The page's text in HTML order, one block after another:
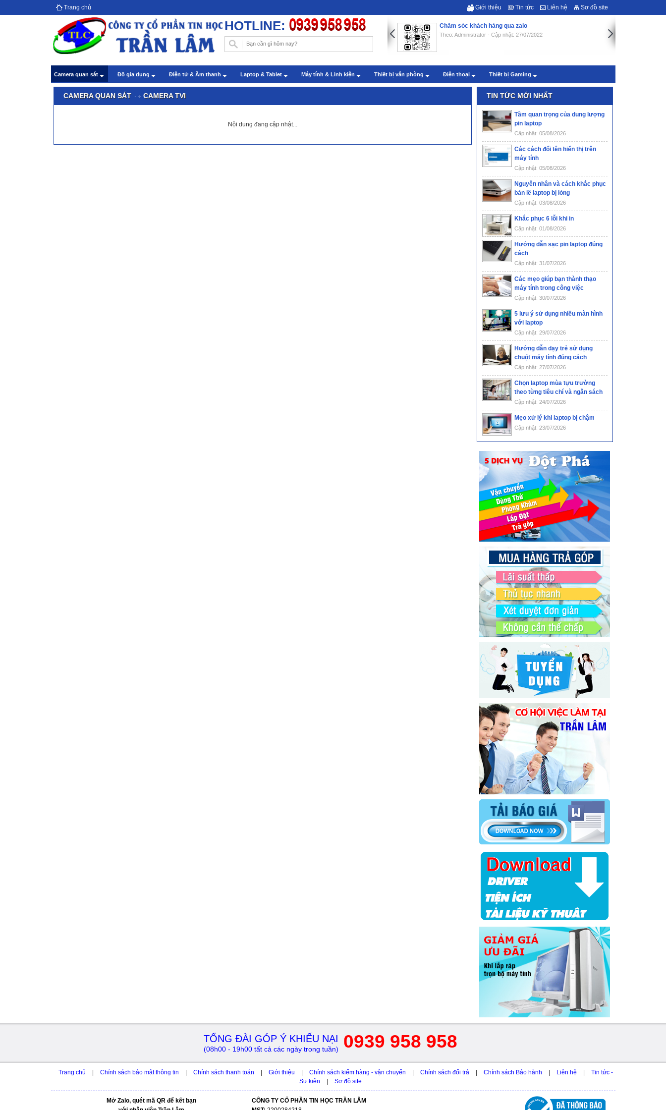
Trang chủ Giới thiệu Tin tức Liên hệ Sơ đồ site
HOTLINE:
Hướng dẫn chèn hình nền trong Word với những thao tác đơn
giản
Theo: Administrator - Cập nhật: 22/07/2019
Chăm sóc khách hàng qua zalo
Theo: Administrator - Cập nhật: 27/07/2022
Chăm sóc khách hàng qua zalo
Theo: Administrator - Cập nhật: 27/07/2022
Camera quan sát Đồ gia dụng Điện tử & Âm thanh Laptop & Tablet Máy tính & Linh kiện Thiết bị văn phòng Điện thoại Thiết bị Gaming
CAMERA QUAN SÁT CAMERA TVI
Nội dung đang cập nhật...
TIN TỨC MỚI NHẤT
Tầm quan trọng của dung lượng
pin laptop
Cập nhật: 05/08/2026
Các cách đổi tên hiển thị trên
máy tính
Cập nhật: 05/08/2026
Nguyên nhân và cách khắc phục
bản lề laptop bị lỏng
Cập nhật: 03/08/2026
Khắc phục 6 lỗi khi in
Cập nhật: 01/08/2026
Hướng dẫn sạc pin laptop đúng
cách
Cập nhật: 31/07/2026
Các mẹo giúp bạn thành thạo
máy tính trong công việc
Cập nhật: 30/07/2026
5 lưu ý sử dụng nhiều màn hình
với laptop
Cập nhật: 29/07/2026
Hướng dẫn dạy trẻ sử dụng
chuột máy tính đúng cách
Cập nhật: 27/07/2026
Chọn laptop mùa tựu trường
theo từng tiêu chí và ngân sách
Cập nhật: 24/07/2026
Mẹo xử lý khi laptop bị chậm
Cập nhật: 23/07/2026
TỔNG ĐÀI GÓP Ý KHIẾU NẠI
(08h00 - 19h00 tất cả các ngày trong tuần) 0939 958 958
Trang chủ Chính sách bảo mật thông tin Chính sách thanh toán Giới thiệu Chính sách kiểm hàng - vận chuyển Chính sách đổi trả Chính sách Bảo hành Liên hệ
Tin tức -
Sự kiện
Sơ đồ site
Mở Zalo, quét mã QR để kết bạn
CÔNG TY CỔ PHẦN TIN HỌC TRẦN LÂM